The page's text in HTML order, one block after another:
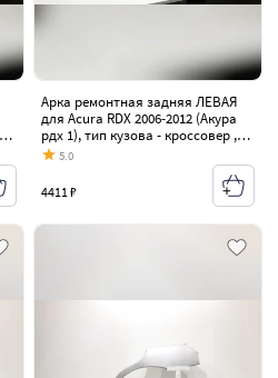
Арка ремонтная задняя ЛЕВАЯ
для Acura RDX 2006-2012 (Акура
рдх 1), тип кузова - кроссовер ,
холоднокатаная сталь 1 мм
5.0
4411 ₽